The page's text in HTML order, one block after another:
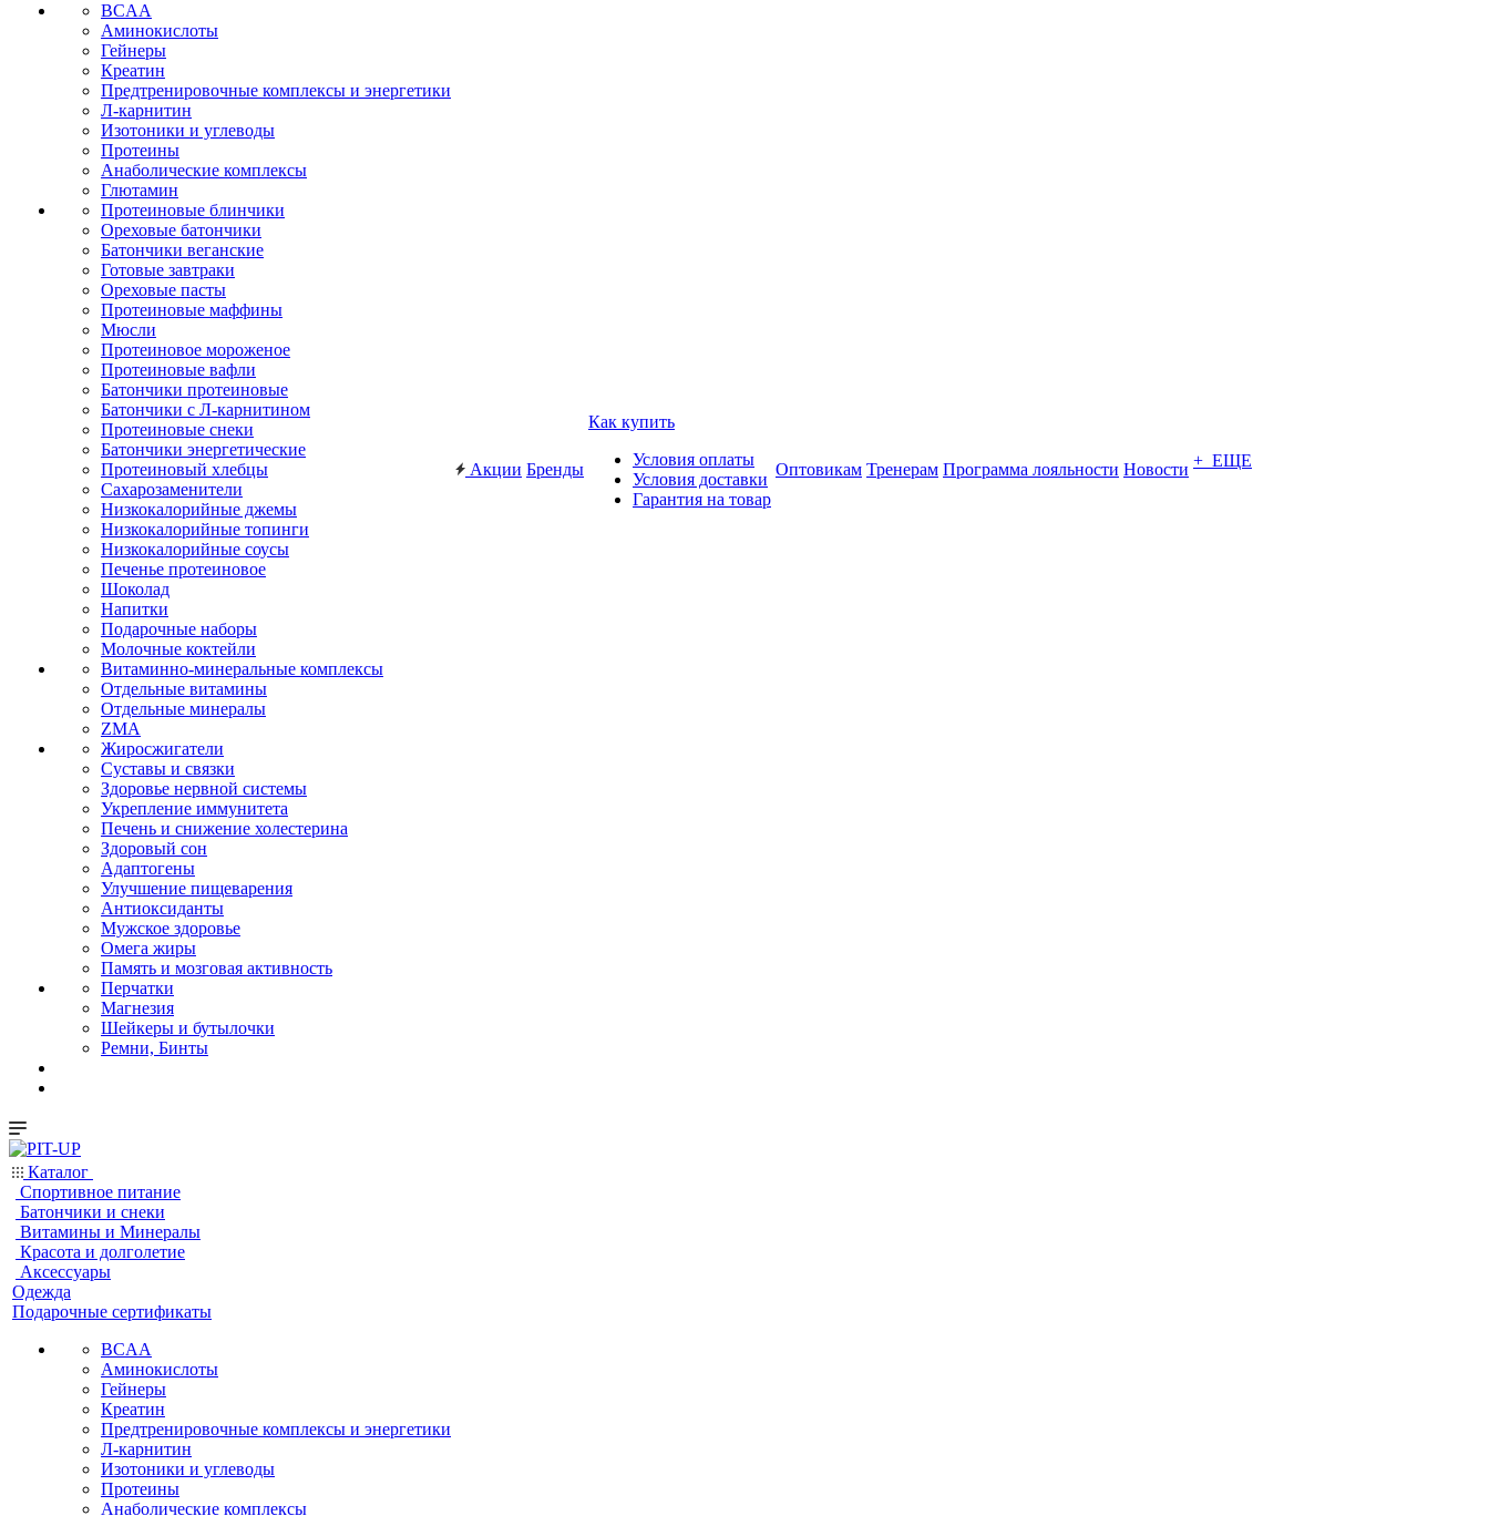
BCAA
Аминокислоты
Гейнеры
Креатин
Предтренировочные комплексы и энергетики
Л-карнитин
Изотоники и углеводы
Протеины
Анаболические комплексы
Глютамин
Протеиновые блинчики
Ореховые батончики
Батончики веганские
Готовые завтраки
Ореховые пасты
Протеиновые маффины
Мюсли
Протеиновое мороженое
Протеиновые вафли
Батончики протеиновые
Батончики с Л-карнитином
Протеиновые снеки
Батончики энергетические
Протеиновый хлебцы
Сахарозаменители
Низкокалорийные джемы
Низкокалорийные топинги
Низкокалорийные соусы
Печенье протеиновое
Шоколад
Напитки
Подарочные наборы
Молочные коктейли
Витаминно-минеральные комплексы
Отдельные витамины
Отдельные минералы
ZMA
Жиросжигатели
Суставы и связки
Здоровье нервной системы
Укрепление иммунитета
Печень и снижение холестерина
Здоровый сон
Адаптогены
Улучшение пищеварения
Антиоксиданты
Мужское здоровье
Омега жиры
Память и мозговая активность
Перчатки
Магнезия
Шейкеры и бутылочки
Ремни, Бинты
Акции Бренды
Как купить
Условия оплаты
Условия доставки
Гарантия на товар
Оптовикам Тренерам Программа лояльности Новости + ЕЩЕ
Каталог
Спортивное питание
Батончики и снеки
Витамины и Минералы
Красота и долголетие
Аксессуары
Одежда
Подарочные сертификаты
BCAA
Аминокислоты
Гейнеры
Креатин
Предтренировочные комплексы и энергетики
Л-карнитин
Изотоники и углеводы
Протеины
Анаболические комплексы